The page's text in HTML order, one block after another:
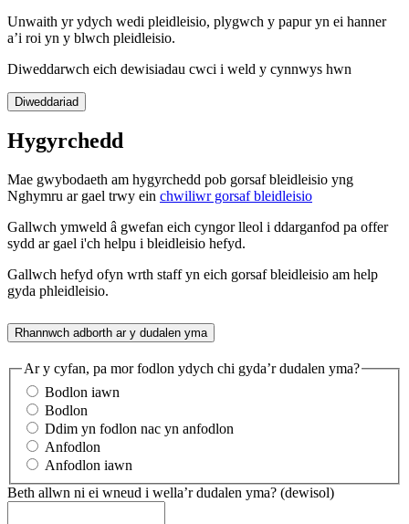
Unwaith yr ydych wedi pleidleisio, plygwch y papur yn ei hanner
a’i roi yn y blwch pleidleisio.
Diweddarwch eich dewisiadau cwci i weld y cynnwys hwn
Diweddariad
Hygyrchedd
Mae gwybodaeth am hygyrchedd pob gorsaf bleidleisio yng
Nghymru ar gael trwy ein chwiliwr gorsaf bleidleisio
Gallwch ymweld â gwefan eich cyngor lleol i ddarganfod pa offer
sydd ar gael i'ch helpu i bleidleisio hefyd.
Gallwch hefyd ofyn wrth staff yn eich gorsaf bleidleisio am help
gyda phleidleisio.
Rhannwch adborth ar y dudalen yma
Ar y cyfan, pa mor fodlon ydych chi gyda’r dudalen yma?
Bodlon iawn
Bodlon
Ddim yn fodlon nac yn anfodlon
Anfodlon
Anfodlon iawn
Beth allwn ni ei wneud i wella’r dudalen yma? (dewisol)